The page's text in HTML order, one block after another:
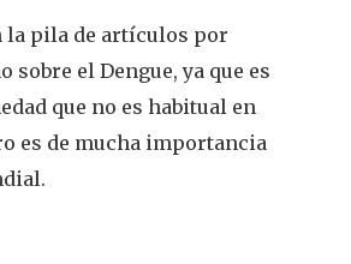
la pila de artículos por
sobre el Dengue, ya que es
que no es habitual en
es de mucha importancia
¿Sabías
Infantil